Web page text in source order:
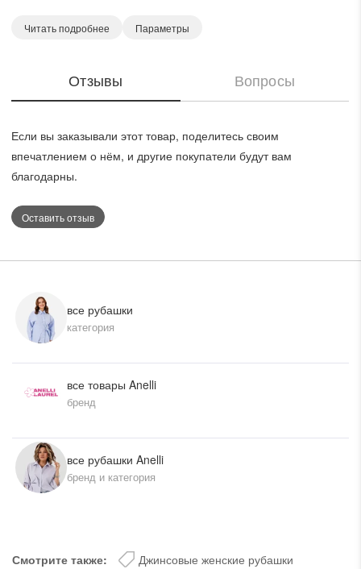
стойке и застёжку на пуговицы, подчеркивая её
современность образу. Втачной рукав 3/4 с хлястиком
добавляет удобства, делая эту рубашку идеальной для
универсальность, подходя как для работы, так и для
встреч с друзьями. Длина изделия по спинке — 64 см,
длина рукава — 46 см.
На модели надет топ 1664. Топ в компелект не входит.
Читать подробнее Параметры
Отзывы Вопросы
Если вы заказывали этот товар, поделитесь своим
впечатлением о нём, и другие покупатели будут вам
благодарны.
Оставить отзыв
все рубашки
категория
все товары Anelli
бренд
все рубашки Anelli
бренд и категория
Смотрите также: Джинсовые женские рубашки